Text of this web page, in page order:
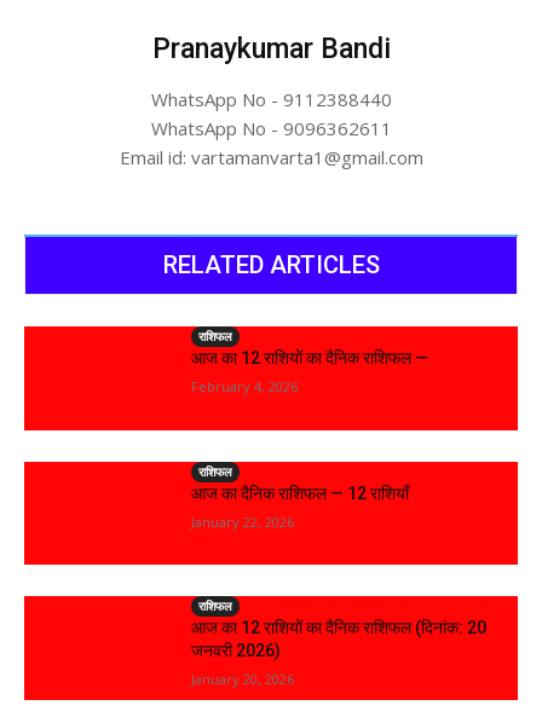
Pranaykumar Bandi
WhatsApp No - 9112388440
WhatsApp No - 9096362611
Email id: vartamanvarta1@gmail.com
RELATED ARTICLES
राशिफल
आज का 12 राशियों का दैनिक राशिफल —
February 4, 2026
राशिफल
आज का दैनिक राशिफल — 12 राशियाँ
January 22, 2026
राशिफल
आज का 12 राशियों का दैनिक राशिफल (दिनांक: 20
जनवरी 2026)
January 20, 2026